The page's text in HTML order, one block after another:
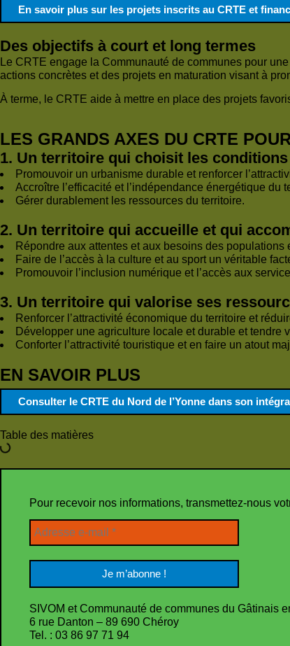
En savoir plus sur les projets inscrits au CRTE et
Des objectifs à court et long termes
Le CRTE engage la Communauté de communes pour
actions concrètes et des projets en maturation visant à
À terme, le CRTE aide à mettre en place des projets
LES GRANDS AXES DU CRTE
1. Un territoire qui choisit les
Promouvoir un urbanisme durable et renforcer
Accroître l’efficacité et l’indépendance énergétique
Gérer durablement les ressources du territoire.
2. Un territoire qui accueille et qui
Répondre aux attentes et aux besoins des populations
Faire de l’accès à la culture et au sport un véritable
Promouvoir l’inclusion numérique et l’accès aux
3. Un territoire qui valorise ses
Renforcer l’attractivité économique du territoire et
Développer une agriculture locale et durable et tendre
Conforter l’attractivité touristique et en faire un atout
EN SAVOIR PLUS
Consulter le CRTE du Nord de l’Yonne dans son
Table des matières
Pour recevoir nos informations, transmettez-nous
SIVOM et Communauté de communes du Gâtinais
6 rue Danton – 89 690 Chéroy
Tel. : 03 86 97 71 94